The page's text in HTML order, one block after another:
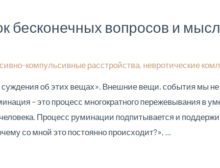
бесконечных вопросов и
компульсивные расстройства, невротические
об этих вещах». Внешние вещи, события мы
– это процесс многократного пережевывания в
Процесс руминации подпитывается и
со мной это постоянно происходит?», …